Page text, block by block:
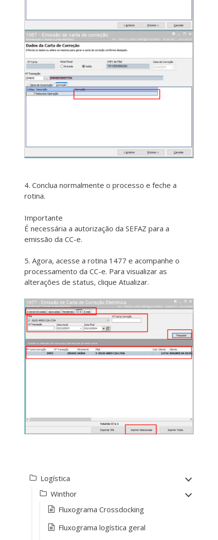
4. Conclua normalmente o processo e feche a
rotina.
Importante
É necessária a autorização da SEFAZ para a
emissão da CC-e.
5. Agora, acesse a rotina 1477 e acompanhe o
processamento da CC-e. Para visualizar as
alterações de status, clique Atualizar.
Logística
Winthor
Fluxograma Crossdocking
Fluxograma logística geral